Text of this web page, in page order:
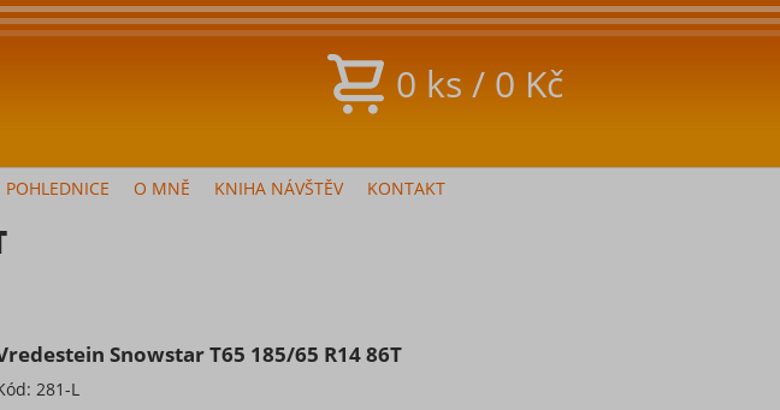
0 ks / 0 Kč
POHLEDNICE O MNĚ KNIHA NÁVŠTĚV KONTAKT
Snowstar T65 185/65 R14 86T
281-L